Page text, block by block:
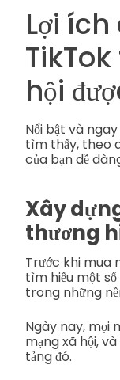
Lợi
hội
Nổi bật và
tìm thấy, theo
của bạn dễ
Xây
thương
Trước khi mua
tìm hiểu một
trong những
Ngày nay, mọi
mạng xã hội,
tảng đó.